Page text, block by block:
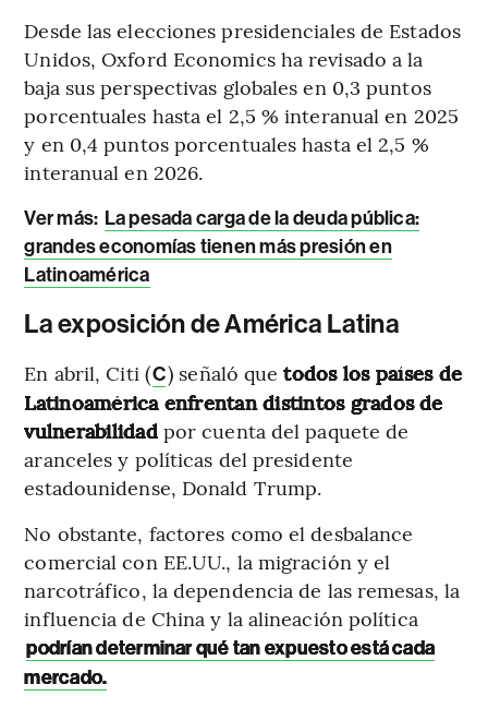
Desde las elecciones presidenciales de Estados
Unidos, Oxford Economics ha revisado a la
baja sus perspectivas globales en 0,3 puntos
porcentuales hasta el 2,5 % interanual en 2025
y en 0,4 puntos porcentuales hasta el 2,5 %
interanual en 2026.
Ver más: La pesada carga de la deuda pública:
grandes economías tienen más presión en
Latinoamérica
La exposición de América Latina
En abril, Citi (C) señaló quetodos los países de
Latinoamérica enfrentan distintos grados de
vulnerabilidadpor cuenta del paquete de
aranceles y políticas del presidente
estadounidense, Donald Trump.
No obstante, factores como el desbalance
comercial con EE.UU., la migración y el
narcotráfico, la dependencia de las remesas, la
influencia de China y la alineación política
podrían determinar qué tan expuesto está cada
mercado.